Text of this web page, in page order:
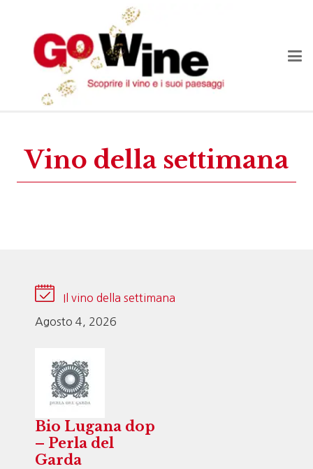
Vino della settimana
Il vino della settimana
Agosto 4, 2026
Bio Lugana dop
– Perla del
Garda